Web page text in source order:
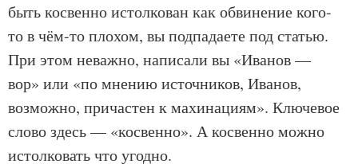
быть косвенно истолкован как обвинение кого-
то в чём-то плохом, вы подпадаете под статью.
При этом неважно, написали вы «Иванов —
вор» или «по мнению источников, Иванов,
возможно, причастен к махинациям». Ключевое
слово здесь — «косвенно». А косвенно можно
истолковать что угодно.